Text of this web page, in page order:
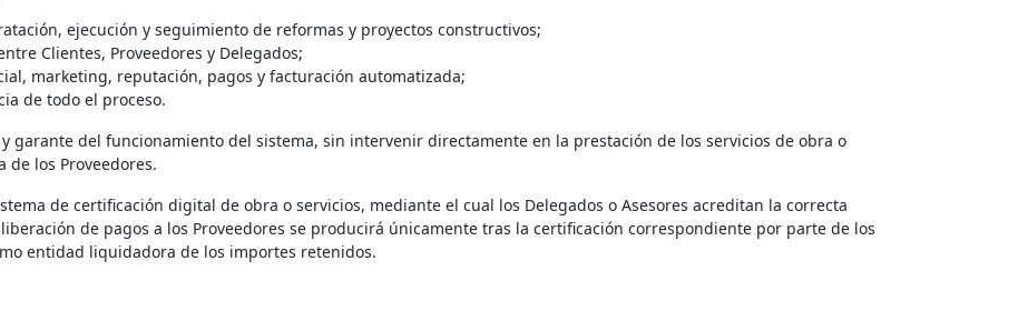
ejecución y seguimiento de reformas y proyectos constructivos;
Clientes, Proveedores y Delegados;
marketing, reputación, pagos y facturación automatizada;
de todo el proceso.
garante del funcionamiento del sistema, sin intervenir directamente en la prestación de los servicios de obra o
de los Proveedores.
de certificación digital de obra o servicios, mediante el cual los Delegados o Asesores acreditan la correcta
de pagos a los Proveedores se producirá únicamente tras la certificación correspondiente por parte de los
entidad liquidadora de los importes retenidos.